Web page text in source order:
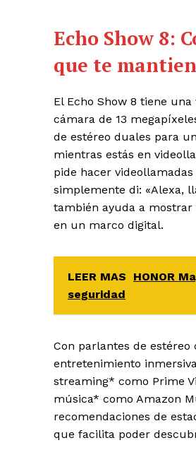
Echo Show 8:
que te
El Echo Show 8 tiene
cámara de 13
de estéreo duales para
mientras estás en
pide hacer
simplemente di: «Alexa,
también ayuda a
en un marco digital.
LEER MAS
HONOR
seguridad
Con parlantes de estéreo
entretenimiento
streaming* como Prime
música* como Amazon
recomendaciones de
que facilita poder